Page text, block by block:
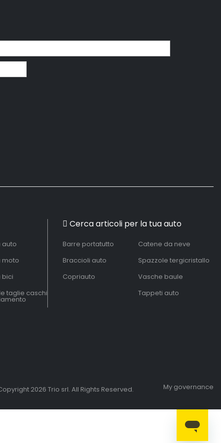
auto
moto
bici
taglie caschi
Cerca articoli per la tua auto
Barre portatutto
Braccioli auto
Copriauto
Catene da neve
Spazzole tergicristallo
Vasche baule
Tappeti auto
My governance
2026 Trio srl. All Rights Reserved.